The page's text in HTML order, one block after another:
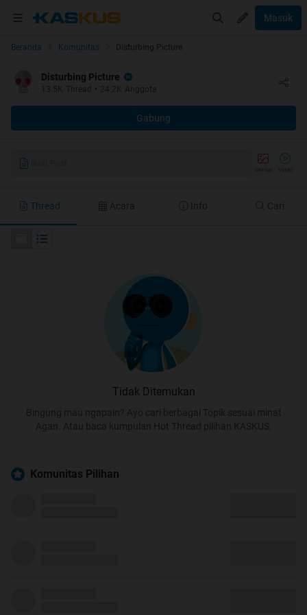
Masuk
Beranda Komunitas Disturbing Picture
Disturbing Picture
13.5K Thread • 24.2K Anggota
Gabung
Thread Acara Info Cari
Tidak Ditemukan
Bingung mau ngapain? Ayo cari berbagai Topik sesuai minat
Agan. Atau baca kumpulan Hot Thread pilihan KASKUS.
Komunitas Pilihan